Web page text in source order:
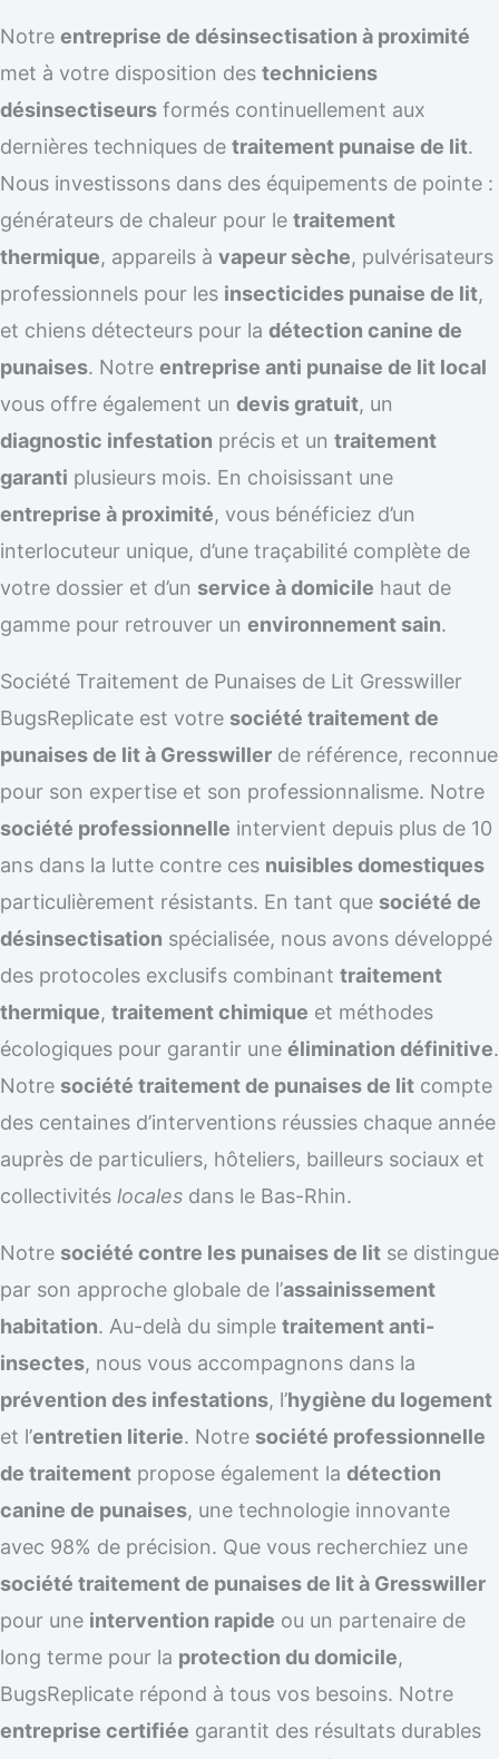
Notre entreprise de désinsectisation à proximité
met à votre disposition des techniciens
désinsectiseurs formés continuellement aux
dernières techniques de traitement punaise de lit.
Nous investissons dans des équipements de pointe :
générateurs de chaleur pour le traitement
thermique, appareils à vapeur sèche, pulvérisateurs
professionnels pour les insecticides punaise de lit,
et chiens détecteurs pour la détection canine de
punaises. Notre entreprise anti punaise de lit local
vous offre également un devis gratuit, un
diagnostic infestation précis et un traitement
garanti plusieurs mois. En choisissant une
entreprise à proximité, vous bénéficiez d’un
interlocuteur unique, d’une traçabilité complète de
votre dossier et d’un service à domicile haut de
gamme pour retrouver un environnement sain.
Société Traitement de Punaises de Lit Gresswiller
BugsReplicate est votre société traitement de
punaises de lit à Gresswiller de référence, reconnue
pour son expertise et son professionnalisme. Notre
société professionnelle intervient depuis plus de 10
ans dans la lutte contre ces nuisibles domestiques
particulièrement résistants. En tant que société de
désinsectisation spécialisée, nous avons développé
des protocoles exclusifs combinant traitement
thermique, traitement chimique et méthodes
écologiques pour garantir une élimination définitive.
Notre société traitement de punaises de lit compte
des centaines d’interventions réussies chaque année
auprès de particuliers, hôteliers, bailleurs sociaux et
collectivités locales dans le Bas-Rhin.
Notre société contre les punaises de lit se distingue
par son approche globale de l’assainissement
habitation. Au-delà du simple traitement anti-
insectes, nous vous accompagnons dans la
prévention des infestations, l’hygiène du logement
et l’entretien literie. Notre société professionnelle
de traitement propose également la détection
canine de punaises, une technologie innovante
avec 98% de précision. Que vous recherchiez une
société traitement de punaises de lit à Gresswiller
pour une intervention rapide ou un partenaire de
long terme pour la protection du domicile,
BugsReplicate répond à tous vos besoins. Notre
entreprise certifiée garantit des résultats durables